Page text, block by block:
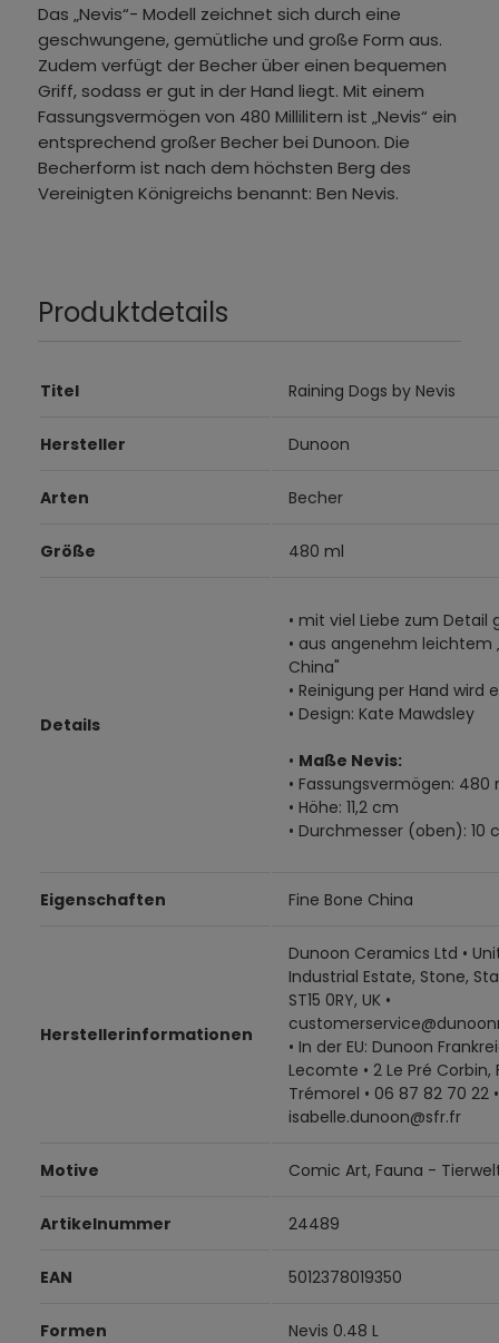
Das „Nevis“- Modell zeichnet sich durch eine
geschwungene, gemütliche und große Form aus.
Zudem verfügt der Becher über einen bequemen
Griff, sodass er gut in der Hand liegt. Mit einem
Fassungsvermögen von 480 Millilitern ist „Nevis“ ein
entsprechend großer Becher bei Dunoon. Die
Becherform ist nach dem höchsten Berg des
Vereinigten Königreichs benannt: Ben Nevis.
Produktdetails
Titel Raining Dogs by Nevis
Hersteller Dunoon
Arten Becher
Größe 480 ml
Details
• mit viel Liebe zum Detail
• aus angenehm leichtem
China"
• Reinigung per Hand wird
• Design: Kate Mawdsley
• Maße Nevis:
• Fassungsvermögen: 480
• Höhe: 11,2 cm
• Durchmesser (oben): 10
Eigenschaften Fine Bone China
Herstellerinformationen
Dunoon Ceramics Ltd •
Industrial Estate, Stone,
ST15 0RY, UK •
• In der EU: Dunoon
Lecomte • 2 Le Pré Corbin,
Trémorel • 06 87 82 70 22 •
isabelle.dunoon@sfr.fr
Motive Comic Art, Fauna -
Artikelnummer 24489
EAN 5012378019350
Formen Nevis 0.48 L